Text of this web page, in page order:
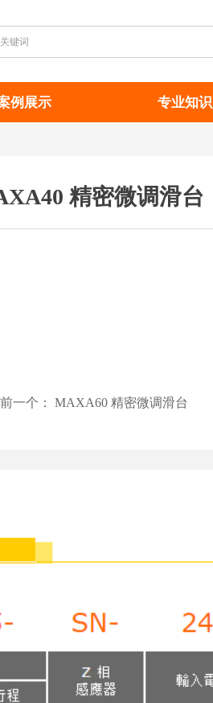
例展示 专业知识
精密微调滑台
前一个： MAXA60 精密微调滑台